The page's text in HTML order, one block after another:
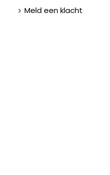
Meld een klacht